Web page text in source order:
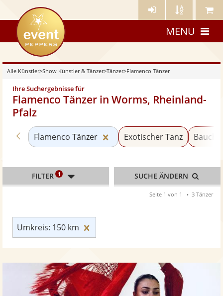
Künstler- Künstler Meine
eventpeppers
MENU
Alle Künstler>Show Künstler & Tänzer>Tänzer>Flamenco Tänzer
Ihre Suchergebnisse für
Flamenco Tänzer in Worms, Rheinland-
Pfalz
Zurück zu «Tänzer»
Flamenco Tänzer Kategorie «Flamenco
Exotischer Tanz
Umkreis: 150 km
FILTER 1 SUCHE ÄNDERN
Seite 1 von 1 3 Tänzer